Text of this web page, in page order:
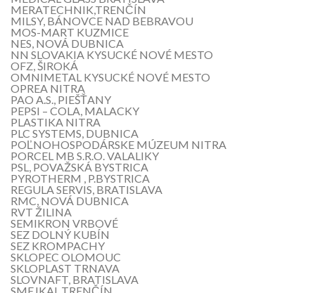
MERATECHNIK,TRENČÍN
MILSY, BÁNOVCE NAD BEBRAVOU
MOS-MART KUZMICE
NES, NOVÁ DUBNICA
NN SLOVAKIA KYSUCKÉ NOVÉ MESTO
OFZ, ŠIROKÁ
OMNIMETAL KYSUCKÉ NOVÉ MESTO
OPREA NITRA
PAO A.S., PIEŠŤANY
PEPSI – COLA, MALACKY
PLASTIKA NITRA
PLC SYSTEMS, DUBNICA
POĽNOHOSPODÁRSKE MÚZEUM NITRA
PORCEL MB S.R.O. VALALIKY
PSL, POVAŽSKÁ BYSTRICA
PYROTHERM , P.BYSTRICA
REGULA SERVIS, BRATISLAVA
RMC, NOVÁ DUBNICA
RVT ŽILINA
SEMIKRON VRBOVÉ
SEZ DOLNÝ KUBÍN
SEZ KROMPACHY
SKLOPEC OLOMOUC
SKLOPLAST TRNAVA
SLOVNAFT, BRATISLAVA
SMEJKAL,TRENČÍN